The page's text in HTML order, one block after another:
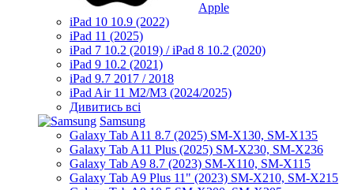
Apple
iPad 10 10.9 (2022)
iPad 11 (2025)
iPad 7 10.2 (2019) / iPad 8 10.2 (2020)
iPad 9 10.2 (2021)
iPad 9.7 2017 / 2018
iPad Air 11 M2/M3 (2024/2025)
Дивитись всі
Samsung
Galaxy Tab A11 8.7 (2025) SM-X130, SM-X135
Galaxy Tab A11 Plus (2025) SM-X230, SM-X236
Galaxy Tab A9 8.7 (2023) SM-X110, SM-X115
Galaxy Tab A9 Plus 11" (2023) SM-X210, SM-X215